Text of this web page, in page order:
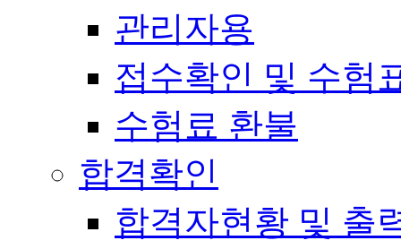
관리자용
접수확인 및 수험
수험료 환불
합격확인
합격자현황 및 출